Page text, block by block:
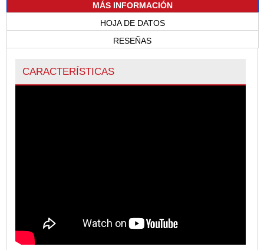
MÁS INFORMACIÓN
HOJA DE DATOS
RESEÑAS
CARACTERÍSTICAS